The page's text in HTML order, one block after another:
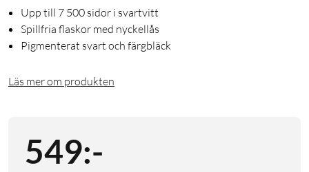
Upp till 7 500 sidor i svartvitt
Spillfria flaskor med nyckellås
Pigmenterat svart och färgbläck
Läs mer om produkten
549:-